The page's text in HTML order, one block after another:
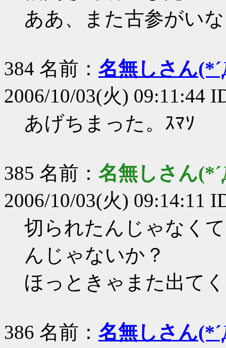
ああ、また古参がい
384 名前： 名無しさん
2006/10/03(火) 09:11:44
あげちまった。ｽﾏｿ
385 名前： 名無しさん
2006/10/03(火) 09:14:11
切られたんじゃなく
んじゃないか？
ほっときゃまた出て
386 名前： 名無しさん